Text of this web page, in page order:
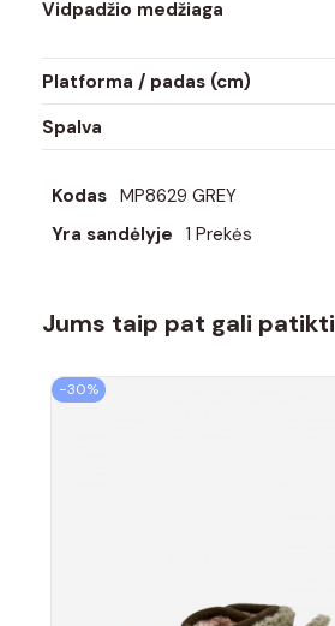
Vidpadžio medžiaga
Platforma / padas (cm)
Spalva
Kodas MP8629 GREY
Yra sandėlyje 1 Prekės
Jums taip pat gali patikti
−30%